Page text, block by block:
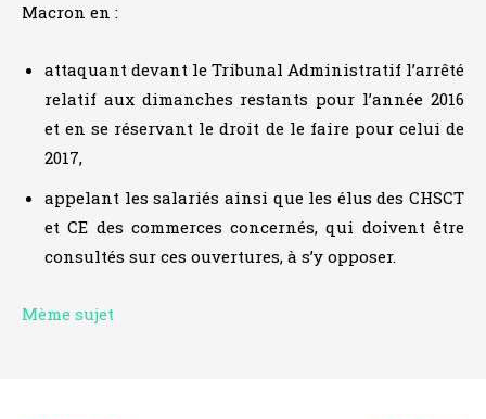
Macron en :
attaquant devant le Tribunal Administratif l’arrêté
relatif aux dimanches restants pour l’année 2016
et en se réservant le droit de le faire pour celui de
2017,
appelant les salariés ainsi que les élus des CHSCT
et CE des commerces concernés, qui doivent être
consultés sur ces ouvertures, à s’y opposer.
Mème sujet